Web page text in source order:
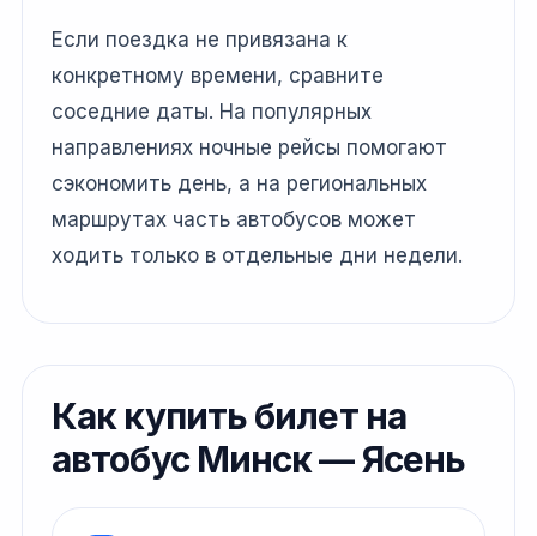
Если поездка не привязана к
конкретному времени, сравните
соседние даты. На популярных
направлениях ночные рейсы помогают
сэкономить день, а на региональных
маршрутах часть автобусов может
ходить только в отдельные дни недели.
Как купить билет на
автобус Минск — Ясень